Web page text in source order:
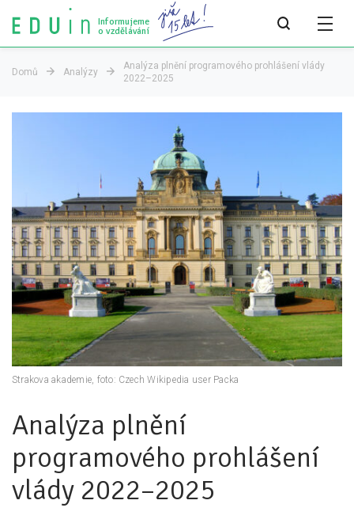
Informujeme
o vzdělávání
Analýzy
Audit vzdělávacího systému
Všechny analýzy
Pro média
Tiskové zprávy
Pro média
Pro zřizovatele
Konference Lepší škola
Kápézetka - průvodce pro zřizovatele
Klub zřizovatelů
Domů Analýzy
Analýza plnění programového prohlášení vlády
2022–2025
Analýza plnění
programového prohlášení
vlády 2022–2025
Strakova akademie, foto: Czech Wikipedia user Packa